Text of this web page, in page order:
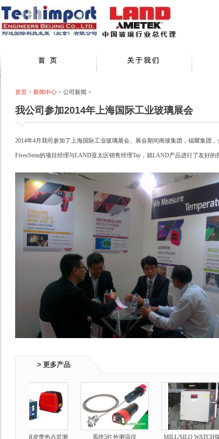
首 页 关于我们
首页 > 新闻中心 > 公司新闻 >
我公司参加2014年上海国际工业玻璃展会
2014年4月我司参加了上海国际工业玻璃展会。展会期间南玻集团，福耀集团
FivesStein的项目经理与LAND亚太区销售经理Tay，就LAND产品进行了友好的
> 更多产品
皮带热点监测
系统5红外测温仪
MILL/SILO WATCH煤